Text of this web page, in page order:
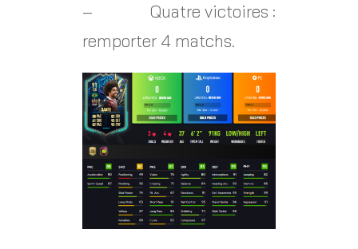
– Quatre victoires :
remporter 4 matchs.